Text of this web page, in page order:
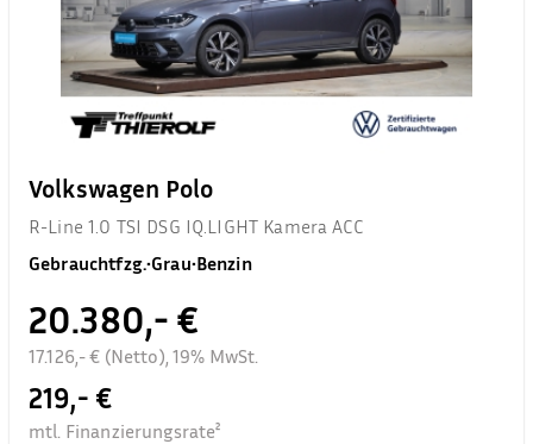
Volkswagen Polo
R-Line 1.0 TSI DSG IQ.LIGHT Kamera ACC
Gebrauchtfzg.•Grau•Benzin
20.380,- €
17.126,- € (Netto), 19% MwSt.
219,- €
mtl. Finanzierungsrate²